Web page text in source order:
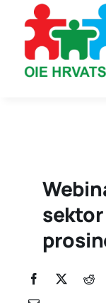
content
sektor